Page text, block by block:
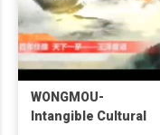
WONGMOU-
Intangible Cultural